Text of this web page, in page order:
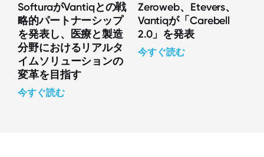
SofturaがVantiqとの戦
略的パートナーシップ
を発表し、医療と製造
分野におけるリアルタ
イムソリューションの
変革を目指す
今すぐ読む
Zeroweb、Etevers、
Vantiqが「Carebell
2.0」を発表
今すぐ読む